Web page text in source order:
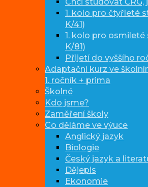
1. kolo pro čtyřleté
K/41)
1. kolo pro osmileté
K/81)
Přijetí do vyššího
Adaptační kurz ve
1. ročník + prima
Školné
Kdo jsme?
Zaměření školy
Co děláme ve výuce
Anglický jazyk
Biologie
Český jazyk a
Dějepis
Ekonomie